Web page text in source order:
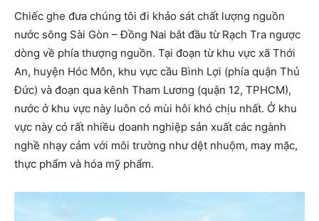
Chiếc ghe đưa chúng tôi đi khảo sát chất lượng nguồn
nước sông Sài Gòn – Đồng Nai bắt đầu từ Rạch Tra ngược
dòng về phía thượng nguồn. Tại đoạn từ khu vực xã Thới
An, huyện Hóc Môn, khu vực cầu Bình Lợi (phía quận Thủ
Đức) và đoạn qua kênh Tham Lương (quận 12, TPHCM),
nước ở khu vực này luôn có mùi hôi khó chịu nhất. Ở khu
vực này có rất nhiều doanh nghiệp sản xuất các ngành
nghề nhạy cảm với môi trường như dệt nhuộm, may mặc,
thực phẩm và hóa mỹ phẩm.